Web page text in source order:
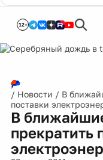
12+
/ Новости / В
поставки
В
прекратить